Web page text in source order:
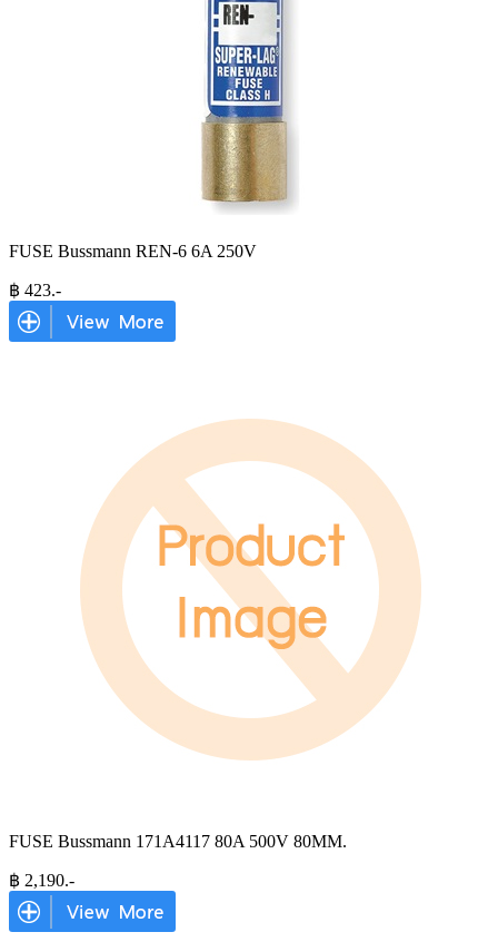
FUSE Bussmann REN-6 6A 250V
฿ 423.-
FUSE Bussmann 171A4117 80A 500V 80MM.
฿ 2,190.-